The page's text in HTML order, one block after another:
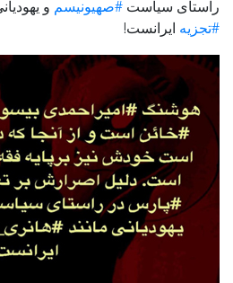
راستای سیاست #صهیونیسمو
#تجزیهایرانست!